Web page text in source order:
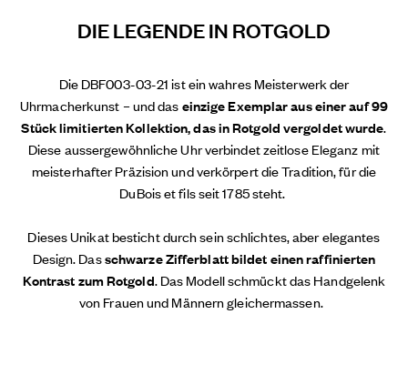
DIE LEGENDE IN ROTGOLD
Die DBF003-03-21 ist ein wahres Meisterwerk der
Uhrmacherkunst – und daseinzige Exemplar aus einer auf 99
Stück limitierten Kollektion, das in Rotgold vergoldet wurde.
Diese aussergewöhnliche Uhr verbindet zeitlose Eleganz mit
meisterhafter Präzision und verkörpert die Tradition, für die
DuBois et fils seit 1785 steht.
Dieses Unikat besticht durch sein schlichtes, aber elegantes
Design. Dasschwarze Zifferblatt bildet einen raffinierten
Kontrast zum Rotgold. Das Modell schmückt das Handgelenk
von Frauen und Männern gleichermassen.